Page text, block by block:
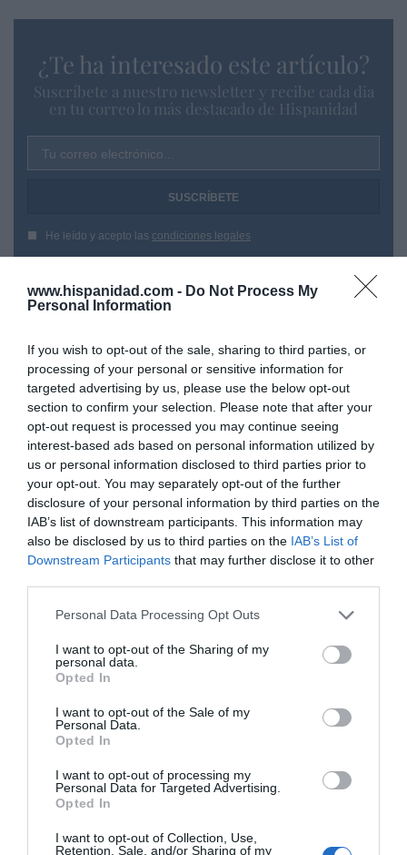
www.hispanidad.com - Do Not Process My
Personal Information
If you wish to opt-out of the sale, sharing to third parties, or
processing of your personal or sensitive information for
targeted advertising by us, please use the below opt-out
section to confirm your selection. Please note that after your
opt-out request is processed you may continue seeing
interest-based ads based on personal information utilized by
us or personal information disclosed to third parties prior to
your opt-out. You may separately opt-out of the further
disclosure of your personal information by third parties on the
IAB’s list of downstream participants. This information may
also be disclosed by us to third parties on the IAB’s List of
Downstream Participants that may further disclose it to other
Personal Data Processing Opt Outs
I want to opt-out of the Sharing of my
personal data.
Opted In
I want to opt-out of the Sale of my
Personal Data.
Opted In
I want to opt-out of processing my
Personal Data for Targeted Advertising.
Opted In
I want to opt-out of Collection, Use,
Retention, Sale, and/or Sharing of my
¿Te ha interesado este artículo?
Suscríbete a nuestro newsletter y recibe cada dia
en tu correo lo más destacado de Hispanidad
Tu correo electrónico...
He leído y acepto las condiciones legales
Hoy destacamos
ECONOMÍA
Unido, el riesgo de deuda en el alero... y
Eulogio López
Disney cree que sus acciones están
infravaloradas y hará más recompras
ESPAÑA
Gobierno Sánchez, escaso en reputación e